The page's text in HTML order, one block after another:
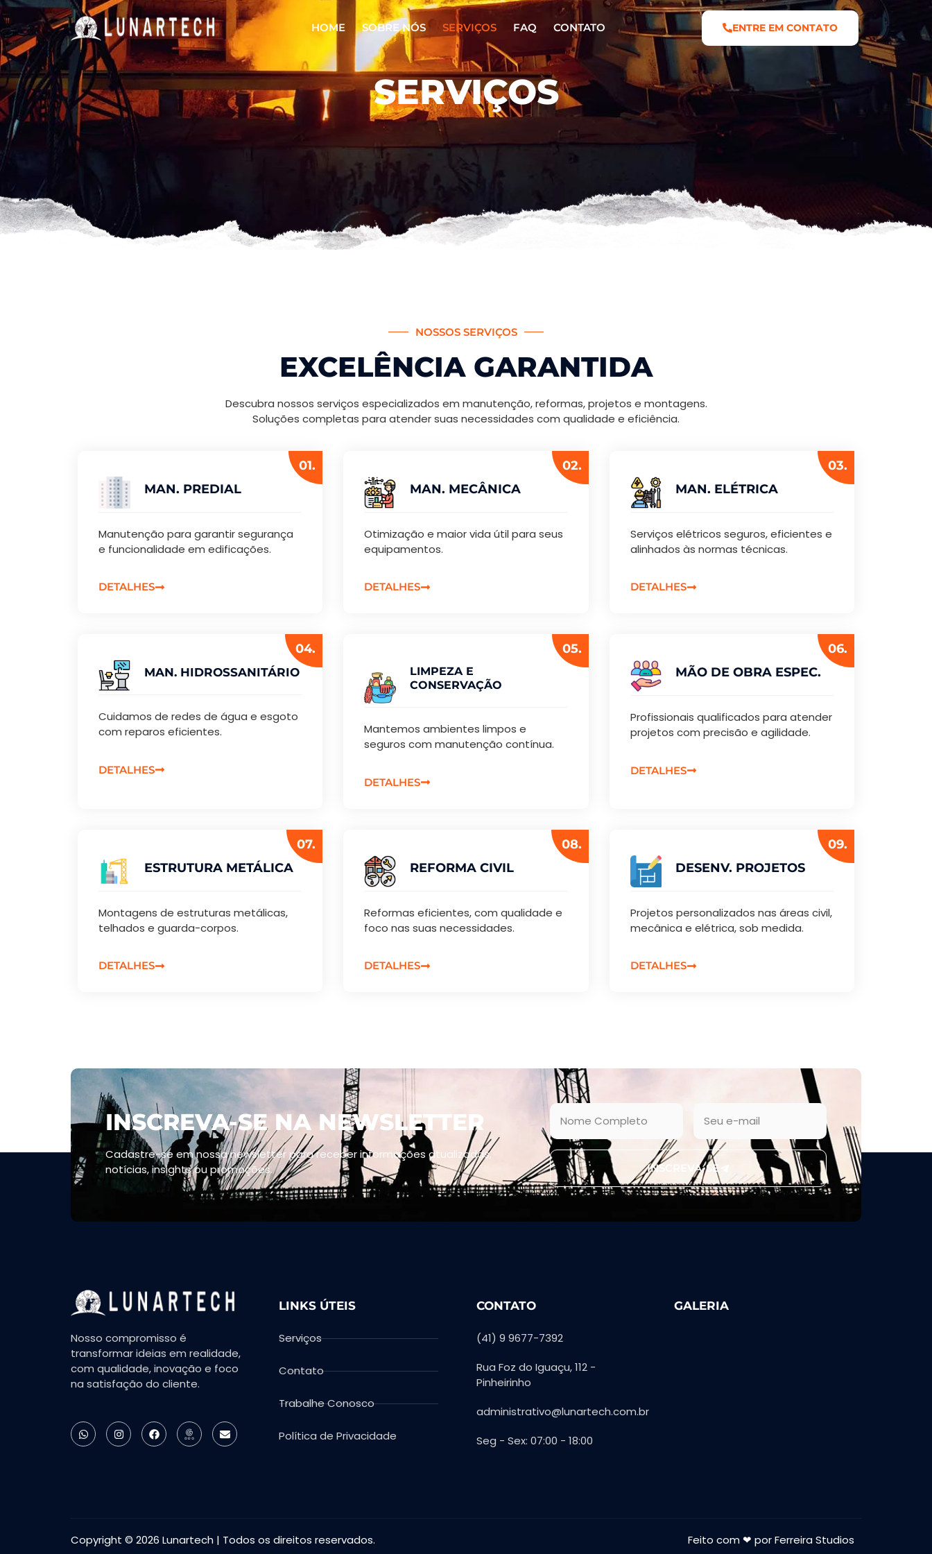
HOME SOBRE NÓS SERVIÇOS FAQ CONTATO ENTRE EM CONTATO
SERVIÇOS
NOSSOS SERVIÇOS
EXCELÊNCIA GARANTIDA
Descubra nossos serviços especializados em manutenção, reformas, projetos e montagens.
Soluções completas para atender suas necessidades com qualidade e eficiência.
01.
MAN. PREDIAL
Manutenção para garantir segurança
e funcionalidade em edificações.
DETALHES
02.
MAN. MECÂNICA
Otimização e maior vida útil para seus
equipamentos.
DETALHES
03.
MAN. ELÉTRICA
Serviços elétricos seguros, eficientes e
alinhados às normas técnicas.
DETALHES
04.
MAN. HIDROSSANITÁRIO
Cuidamos de redes de água e esgoto
com reparos eficientes.
DETALHES
05.
LIMPEZA E
CONSERVAÇÃO
Mantemos ambientes limpos e
seguros com manutenção contínua.
DETALHES
06.
MÃO DE OBRA ESPEC.
Profissionais qualificados para atender
projetos com precisão e agilidade.
DETALHES
07.
ESTRUTURA METÁLICA
Montagens de estruturas metálicas,
telhados e guarda-corpos.
DETALHES
08.
REFORMA CIVIL
Reformas eficientes, com qualidade e
foco nas suas necessidades.
DETALHES
09.
DESENV. PROJETOS
Projetos personalizados nas áreas civil,
mecânica e elétrica, sob medida.
DETALHES
INSCREVA-SE NA NEWSLETTER
Cadastre-se em nossa newsletter para receber informações atualizadas,
notícias, insights ou promoções.
INSCREVA-SE
Nosso compromisso é
transformar ideias em realidade,
com qualidade, inovação e foco
na satisfação do cliente.
LINKS ÚTEIS
Serviços
Contato
Trabalhe Conosco
Política de Privacidade
CONTATO
(41) 9 9677-7392
Rua Foz do Iguaçu, 112 -
Pinheirinho
administrativo@lunartech.com.br
Seg - Sex: 07:00 - 18:00
GALERIA
Copyright © 2026 Lunartech | Todos os direitos reservados. Feito com ❤ por Ferreira Studios